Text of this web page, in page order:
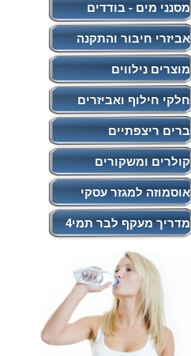
מסנני מים - בודדים
אביזרי חיבור והתקנה
מוצרים נילווים
חלקי חילוף ואביזרים
ברים ריצפתיים
קולרים ומשקורים
אוסמוזה למגזר עסקי
מדריך מעקף לבר תמי4